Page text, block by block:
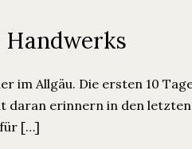
Handwerks
im Allgäu. Die ersten 10
daran erinnern in den
[…]